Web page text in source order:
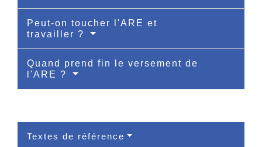
Peut-on toucher l'ARE et
travailler ?
Quand prend fin le versement de
l'ARE ?
Textes de référence